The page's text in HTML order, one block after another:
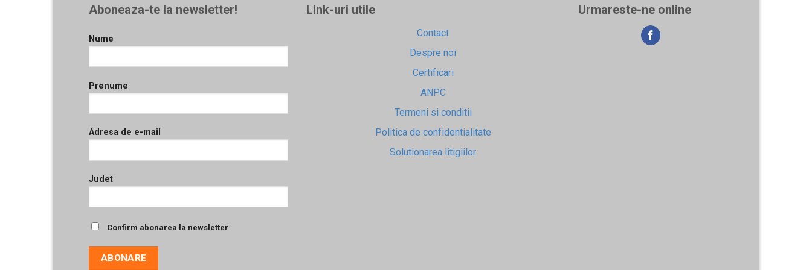
Aboneaza-te la newsletter!
Nume
Prenume
Adresa de e-mail
Judet
Confirm abonarea la newsletter
Link-uri utile
Contact
Despre noi
Certificari
ANPC
Termeni si conditii
Politica de confidentialitate
Solutionarea litigiilor
Urmareste-ne online